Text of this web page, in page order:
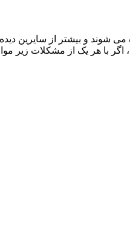
و بیشتر از سایرین